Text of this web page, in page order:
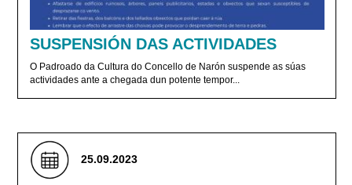
SUSPENSIÓN DAS ACTIVIDADES
O Padroado da Cultura do Concello de Narón suspende as súas
actividades ante a chegada dun potente tempor...
25.09.2023